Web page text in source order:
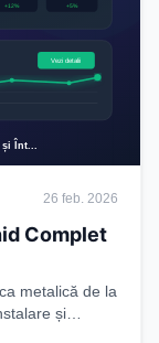
26 feb. 2026
Complet
metalică de la
și